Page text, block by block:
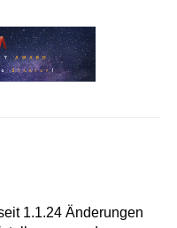
1.1.24 Änderungen